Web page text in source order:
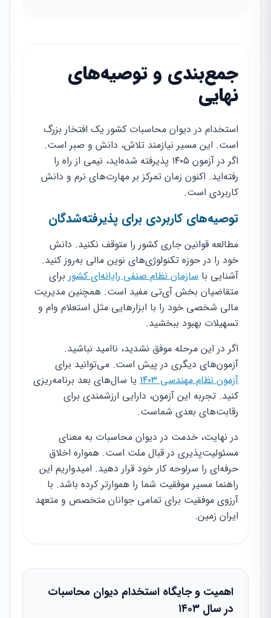
جمع‌بندی و توصیه‌های
نهایی
استخدام در دیوان محاسبات کشور یک افتخار بزرگ
است. این مسیر نیازمند تلاش، دانش و صبر است.
اگر در آزمون ۱۴۰۵ پذیرفته شده‌اید، نیمی از راه را
رفته‌اید. اکنون زمان تمرکز بر مهارت‌های نرم و دانش
کاربردی است.
توصیه‌های کاربردی برای پذیرفته‌شدگان
مطالعه قوانین جاری کشور را متوقف نکنید. دانش
خود را در حوزه تکنولوژی‌های نوین مالی به‌روز کنید.
آشنایی با سازمان نظام صنفی رایانه‌ای کشور برای
متقاضیان بخش آی‌تی مفید است. همچنین مدیریت
مالی شخصی خود را با ابزارهایی مثل استعلام وام و
تسهیلات بهبود ببخشید.
اگر در این مرحله موفق نشدید، ناامید نباشید.
آزمون‌های دیگری در پیش است. می‌توانید برای
آزمون نظام مهندسی ۱۴۰۳
یا سال‌های بعد برنامه‌ریزی
کنید. تجربه این آزمون، دارایی ارزشمندی برای
رقابت‌های بعدی شماست.
در نهایت، خدمت در دیوان محاسبات به معنای
مسئولیت‌پذیری در قبال ملت است. همواره اخلاق
حرفه‌ای را سرلوحه کار خود قرار دهید. امیدواریم این
راهنما مسیر موفقیت شما را هموارتر کرده باشد. با
آرزوی موفقیت برای تمامی جوانان متخصص و متعهد
ایران زمین.
اهمیت و جایگاه استخدام دیوان محاسبات
در سال ۱۴۰۳